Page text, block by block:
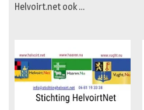
Helvoirt.net ook …